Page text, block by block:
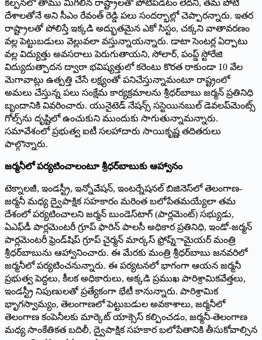
కల్పనలో తాము మిగిలిన రాష్ట్రాలతో పోటీపడటం లేదని, తమ పోటీ
దేశాలతోనే అని సీఎం రేవంత్‌ రెడ్డి పలు సందర్భాల్లో చెప్పారన్నారు. ఇతర
రాష్ట్రాలతో పోలిస్తే ఇక్కడి అద్భుతమైన ఎకో సిస్టం, చక్కని వాతావరణం
వల్ల పెట్టుబడులు వెల్లువలా వస్తున్నాయన్నారు. డాటా సెంటర్ల ఏర్పాటు
వల్ల విద్యుత్తు అవసరాలు పెరుగుతాయని, సోలార్‌, పంప్డ్‌ స్టోరేజి
విద్యుదుత్పాదన ద్వారా భవిష్యత్తులో కరెంటు కొరత రాకుండా 10 వేల
మెగావాట్లు ఉత్పత్తి చేసే లక్ష్యంతో పనిచేస్తున్నామంటూ రాష్ట్రంలో
అమలు చేస్తున్న పలు సంక్షేమ కార్యక్రమాలను శ్రీధర్‌బాబు జర్మన్‌ ప్రతినిధి
బృందానికి వివరించారు. యునైటెడ్‌ నేషన్స్‌ సస్టెయినబుల్‌ డెవలప్‌మెంట్స్‌
గోల్స్‌ను దృష్టిలో ఉంచుకుని ముందుకు సాగుతున్నామన్నారు.
సమావేశంలో ప్రభుత్వ ఐటీ సలహాదారు సాయికృష్ణ తదితరులు
పాల్గొన్నారు.
జర్మనీలో పర్యటించాలంటూ శ్రీధర్‌బాబుకు ఆహ్వానం
టెక్నాలజీ, ఇండస్ట్రీ, ఇన్నోవేషన్‌, ఇంటర్నేషనల్‌ బిజినెస్‌లో తెలంగాణ-
జర్మనీ మధ్య ద్వైపాక్షిక సహకారం మరింత బలోపేతమయ్యేలా తమ
దేశంలో పర్యటించాలని జర్మన్‌ బుండెస్‌టాగ్‌ (పార్లమెంట్‌) సభ్యుడు,
ఏఎఫ్‌డీ పార్లమెంటరీ గ్రూప్‌ ఫారిన్‌ పాలసీ అధికార ప్రతినిధి, ఇండో-జర్మన్‌
పార్లమెంటరీ ఫ్రెండ్‌షిప్‌ గ్రూప్‌ చైర్మన్‌ మార్కస్‌ ఫ్రోప్న్‌ామైయర్‌ మంత్రి
శ్రీధర్‌బాబును ఆహ్వానించారు. ఈ మేరకు మంత్రి శ్రీధర్‌బాబు జనవరిలో
జర్మనీలో పర్యటించనున్నారు. ఈ పర్యటనలో భాగంగా ఆయన జర్మనీ
ప్రభుత్వ పెద్దలు, కీలక అధికారులు, అక్కడి ప్రముఖ పారిశ్రామికవేత్తలు,
ఇండస్ట్రీ నిపుణులతో ప్రత్యేకంగా భేటీ కానున్నారు. పారిశ్రామిక
భృాగస్వామ్యం, తెలంగాణలో పెట్టుబడుల అవకాశాలు, జర్మనీలో
తెలంగాణ కంపెనీలకు మార్కెట్‌ యాక్సెస్‌ కల్పించడం, జర్మనీ-తెలంగాణ
మధ్య సాంకేతికత బదిలీ, ద్వైపాక్షిక సహకార బలోపేతానికి తీసుకోవాల్సిన